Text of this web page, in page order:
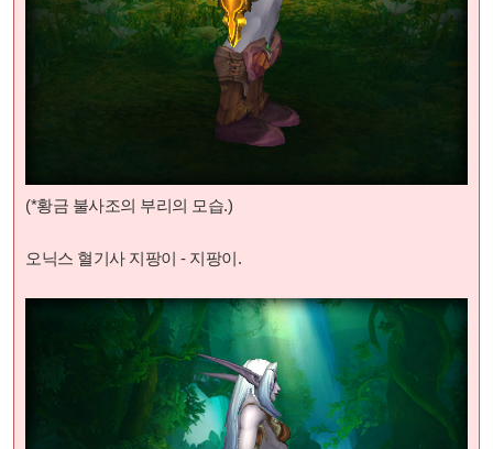
(*황금 불사조의 부리의 모습.)
오닉스 혈기사 지팡이 - 지팡이.